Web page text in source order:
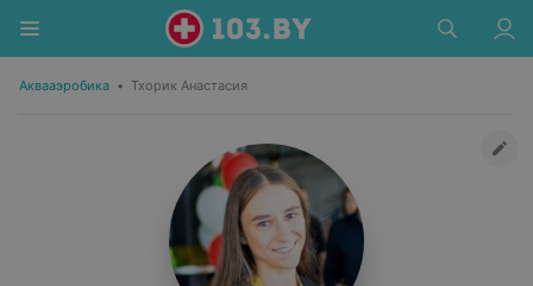
Аквааэробика • Тхорик Анастасия